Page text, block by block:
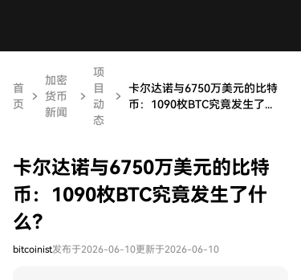
首
页
加密
货币
新闻
项
目
动
态
卡尔达诺与6750万美元的比特
币：1090枚BTC究竟发生了...
卡尔达诺与6750万美元的比特
币：1090枚BTC究竟发生了什
么？
bitcoinist发布于2026-06-10更新于2026-06-10